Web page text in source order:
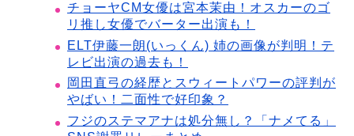
チョーヤCM女優は宮本茉由！オスカーのゴ
リ推し女優でバーター出演も！
ELT伊藤一朗(いっくん) 姉の画像が判明！テ
レビ出演の過去も！
岡田直弓の経歴とスウィートパワーの評判が
やばい！二面性で好印象？
フジのステマアナは処分無し？「ナメてる」